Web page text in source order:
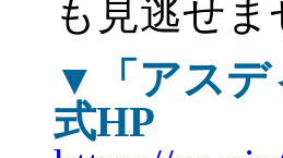
も見逃せま
▼「アスデ
式HP